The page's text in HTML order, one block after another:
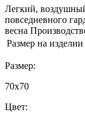
Легкий,
повседневного
весна
Размер на изделии
Размер:
70x70
Цвет: